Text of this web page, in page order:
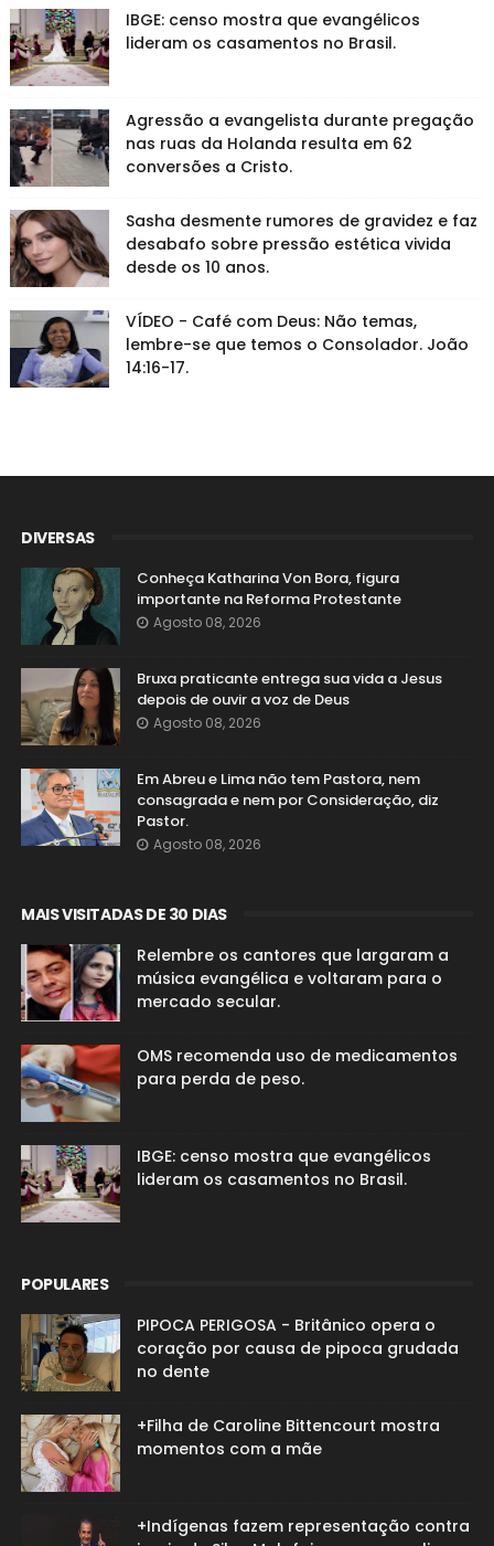
IBGE: censo mostra que evangélicos
lideram os casamentos no Brasil.
Agressão a evangelista durante pregação
nas ruas da Holanda resulta em 62
conversões a Cristo.
Sasha desmente rumores de gravidez e faz
desabafo sobre pressão estética vivida
desde os 10 anos.
VÍDEO - Café com Deus: Não temas,
lembre-se que temos o Consolador. João
14:16-17.
DIVERSAS
Conheça Katharina Von Bora, figura
importante na Reforma Protestante
Agosto 08, 2026
Bruxa praticante entrega sua vida a Jesus
depois de ouvir a voz de Deus
Agosto 08, 2026
Em Abreu e Lima não tem Pastora, nem
consagrada e nem por Consideração, diz
Pastor.
Agosto 08, 2026
MAIS VISITADAS DE 30 DIAS
Relembre os cantores que largaram a
música evangélica e voltaram para o
mercado secular.
OMS recomenda uso de medicamentos
para perda de peso.
IBGE: censo mostra que evangélicos
lideram os casamentos no Brasil.
POPULARES
PIPOCA PERIGOSA - Britânico opera o
coração por causa de pipoca grudada
no dente
+Filha de Caroline Bittencourt mostra
momentos com a mãe
+Indígenas fazem representação contra